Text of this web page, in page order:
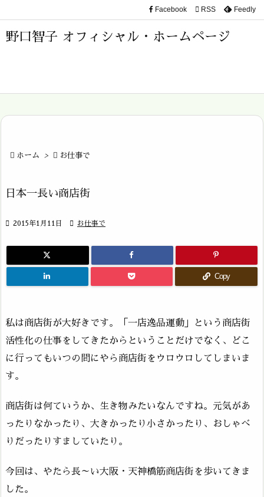
野口智子 オフィシャル・ホームページ

前へ

Facebook  RSS Feedly
 ホーム >  お仕事で
日本一長い商店街
 2015年1月11日  お仕事で
Copy
私は商店街が大好きです。「一店逸品運動」という商店街
活性化の仕事をしてきたからということだけでなく、どこ
に行ってもいつの間にやら商店街をウロウロしてしまいま
す。
商店街は何ていうか、生き物みたいなんですね。元気があ
ったりなかったり、大きかったり小さかったり、おしゃべ
りだったりすましていたり。
今回は、やたら長～い大阪・天神橋筋商店街を歩いてきま
した。